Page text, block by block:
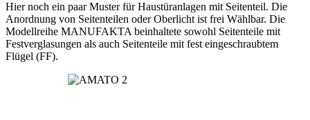
Hier noch ein paar Muster für Haustüranlagen mit Seitenteil. Die
Anordnung von Seitenteilen oder Oberlicht ist frei Wählbar. Die
Modellreihe MANUFAKTA beinhaltete sowohl Seitenteile mit
Festverglasungen als auch Seitenteile mit fest eingeschraubtem
Flügel (FF).